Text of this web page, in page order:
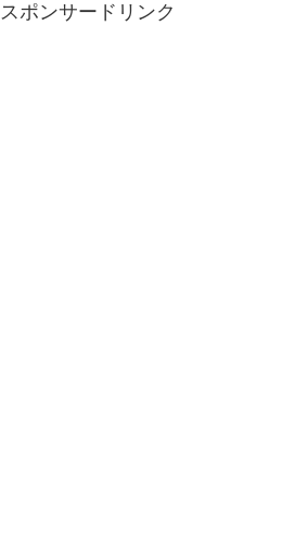
スポンサードリンク